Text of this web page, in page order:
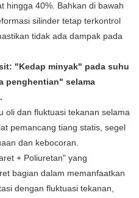
hingga 40%. Bahkan di bawah
silinder tetap terkontrol
tidak ada dampak pada
"Kedap minyak" pada suhu
penghentian" selama
oli dan fluktuasi tekanan selama
pemancang tiang statis, segel
dan kebocoran.
+ Poliuretan" yang
bagian dalam memanfaatkan
dengan fluktuasi tekanan,